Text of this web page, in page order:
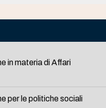
in materia di Affari
per le politiche sociali